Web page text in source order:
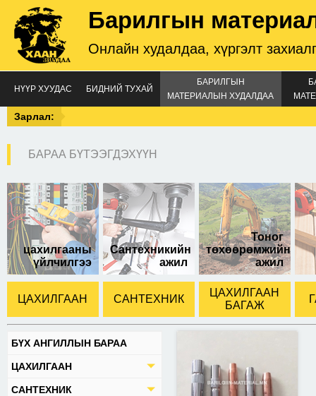
Барилгын
Онлайн худалдаа, хүргэлт
НҮҮР ХУУДАС БИДНИЙ ТУХАЙ
БАРИЛГЫН
МАТЕРИАЛЫН ХУДАЛДАА
Зарлал:
БАРАА БҮТЭЭГДЭХҮҮН
цахилгааны
үйлчилгээ
Сантехникийн
ажил
Тоног
төхөөрөмжийн
ажил
ЦАХИЛГААН САНТЕХНИК
ЦАХИЛГААН
БАГАЖ
БҮХ АНГИЛЛЫН БАРАА
ЦАХИЛГААН
САНТЕХНИК
25KD